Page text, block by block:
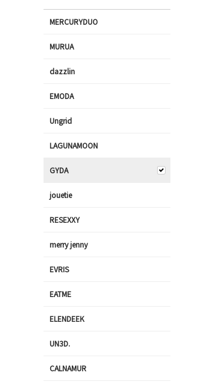
MERCURYDUO
MURUA
dazzlin
EMODA
Ungrid
LAGUNAMOON
GYDA
jouetie
RESEXXY
merry jenny
EVRIS
EATME
ELENDEEK
UN3D.
CALNAMUR